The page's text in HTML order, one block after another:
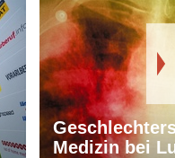
Medizin bei